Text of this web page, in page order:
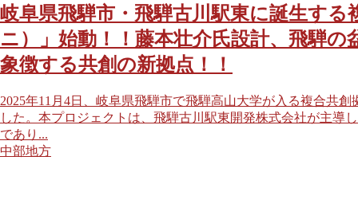
岐阜県飛騨市・飛騨古川駅東に誕生す
ニ）」始動！！藤本壮介氏設計、飛騨
象徴する共創の新拠点！！
2025年11月4日、岐阜県飛騨市で飛騨高山大学が入る複合共
した。本プロジェクトは、飛騨古川駅東開発株式会社が主導
であり...
中部地方